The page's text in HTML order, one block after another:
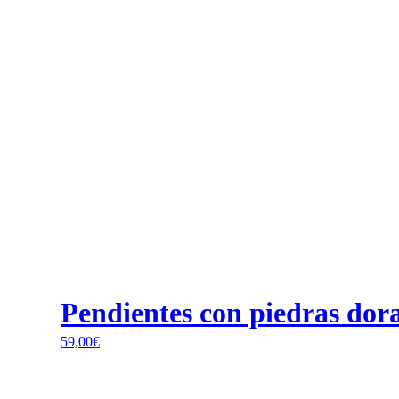
Pendientes con piedras
59,00€